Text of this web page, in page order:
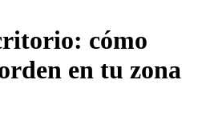
cómo
en tu zona